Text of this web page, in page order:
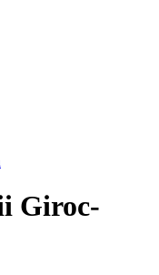
Giroc-